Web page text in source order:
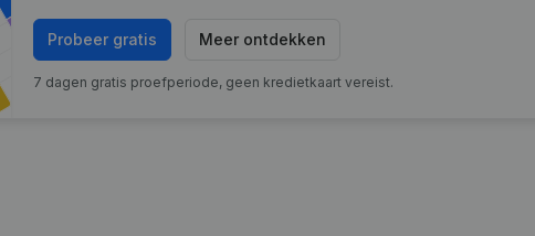
Probeer gratis Meer ontdekken
7 dagen gratis proefperiode, geen kredietkaart vereist.